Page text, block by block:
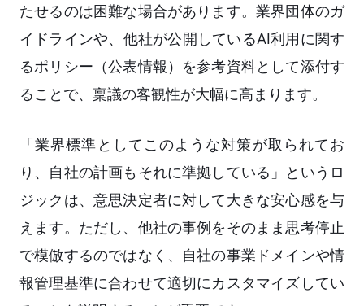
たせるのは困難な場合があります。業界団体のガ
イドラインや、他社が公開しているAI利用に関す
るポリシー（公表情報）を参考資料として添付す
ることで、稟議の客観性が大幅に高まります。
「業界標準としてこのような対策が取られてお
り、自社の計画もそれに準拠している」というロ
ジックは、意思決定者に対して大きな安心感を与
えます。ただし、他社の事例をそのまま思考停止
で模倣するのではなく、自社の事業ドメインや情
報管理基準に合わせて適切にカスタマイズしてい